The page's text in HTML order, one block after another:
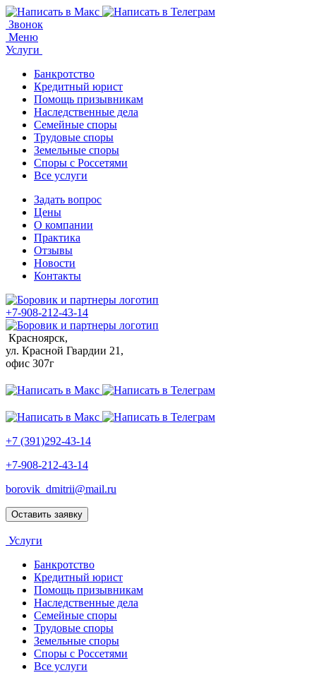
Звонок
Меню
Услуги
Банкротство
Кредитный юрист
Помощь призывникам
Наследственные дела
Семейные споры
Трудовые споры
Земельные споры
Споры с Россетями
Все услуги
Задать вопрос
Цены
О компании
Практика
Отзывы
Новости
Контакты
+7-908-212-43-14
Красноярск,
ул. Красной Гвардии 21,
офис 307г
+7 (391)292-43-14
+7-908-212-43-14
borovik_dmitrii@mail.ru
Оставить заявку
Услуги
Банкротство
Кредитный юрист
Помощь призывникам
Наследственные дела
Семейные споры
Трудовые споры
Земельные споры
Споры с Россетями
Все услуги